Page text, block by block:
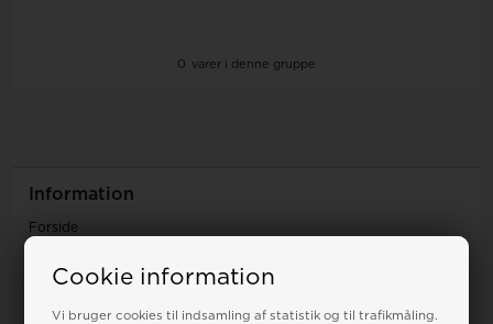
Cookie information
Vi bruger cookies til indsamling af statistik og til trafikmåling.
0 varer i denne gruppe
Information
Forside
Handelsbetingelser
Kontakt